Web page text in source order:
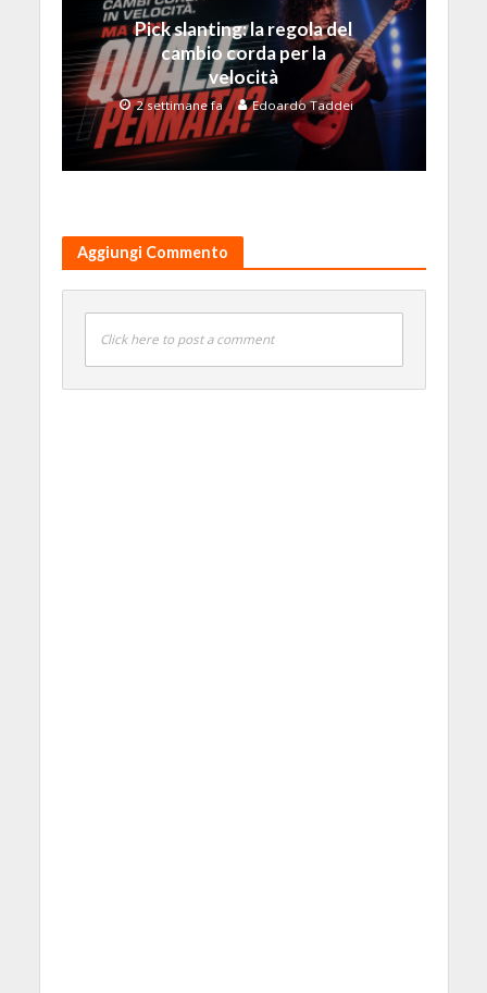
Pick slanting: la regola del
cambio corda per la
velocità
2 settimane fa Edoardo Taddei
Aggiungi Commento
Click here to post a comment